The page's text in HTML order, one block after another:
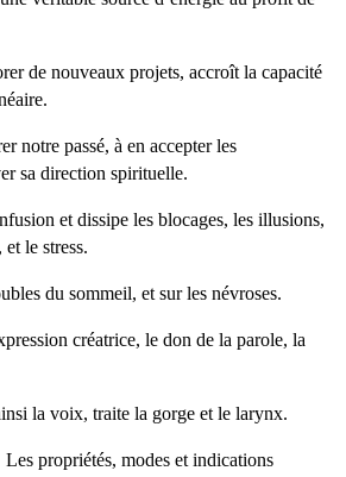
de nouveaux projets, accroît la capacité
notre passé, à en accepter les
sa direction spirituelle.
et dissipe les blocages, les illusions,
le stress.
du sommeil, et sur les névroses.
créatrice, le don de la parole, la
la voix, traite la gorge et le larynx.
Les propriétés, modes et indications